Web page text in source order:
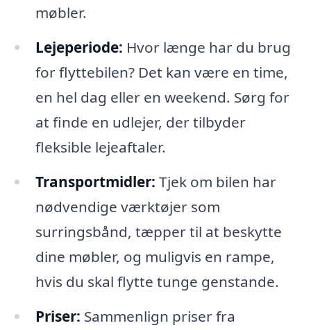
møbler.
Lejeperiode: Hvor længe har du brug
for flyttebilen? Det kan være en time,
en hel dag eller en weekend. Sørg for
at finde en udlejer, der tilbyder
fleksible lejeaftaler.
Transportmidler: Tjek om bilen har
nødvendige værktøjer som
surringsbånd, tæpper til at beskytte
dine møbler, og muligvis en rampe,
hvis du skal flytte tunge genstande.
Priser: Sammenlign priser fra